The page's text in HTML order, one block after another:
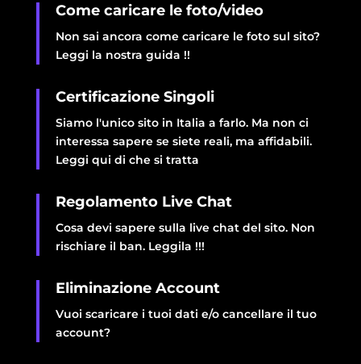
Come caricare le foto/video
Non sai ancora come caricare le foto sul sito?
Leggi la nostra guida !!
Certificazione Singoli
Siamo l'unico sito in Italia a farlo. Ma non ci
interessa sapere se siete reali, ma affidabili.
Leggi qui di che si tratta
Regolamento Live Chat
Cosa devi sapere sulla live chat del sito. Non
rischiare il ban. Leggila !!!
Eliminazione Account
Vuoi scaricare i tuoi dati e/o cancellare il tuo
account?